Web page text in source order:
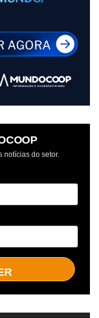
notícias do setor.